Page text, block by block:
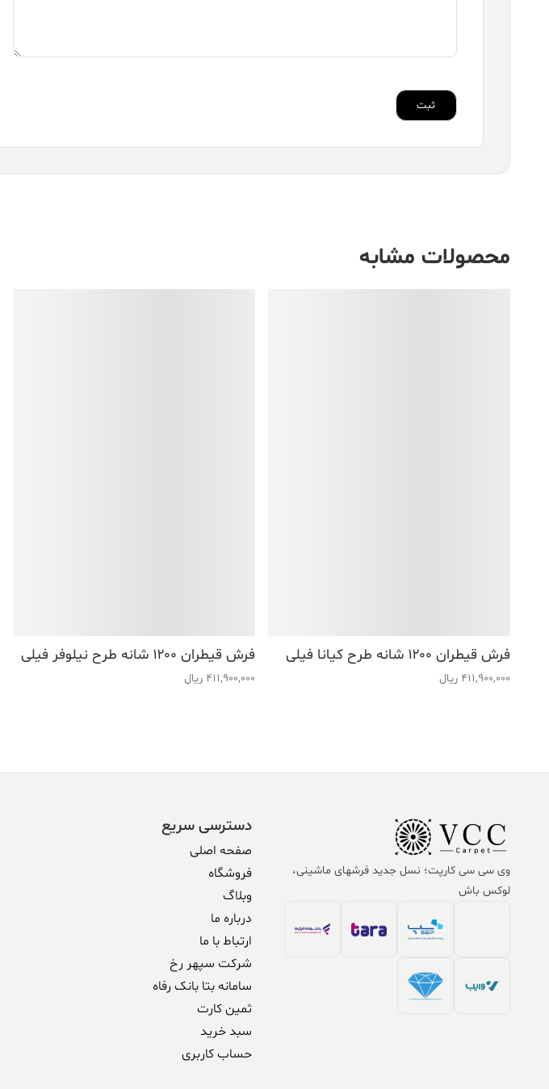
محصولات مشابه
فرش قیطران ۱۲۰۰ شانه طرح کیانا فیلی
411,900,000 ریال
فرش قیطران ۱۲۰۰ شانه طرح نیلوفر فیلی
411,900,000 ریال
وی سی سی کارپت؛ نسل جدید فرشهای ماشینی،
لوکس باش
دسترسی سریع
صفحه اصلی
فروشگاه
وبلاگ
درباره ما
ارتباط با ما
شرکت سپهر رخ
سامانه بتا بانک رفاه
ثمین کارت
سبد خرید
حساب کاربری